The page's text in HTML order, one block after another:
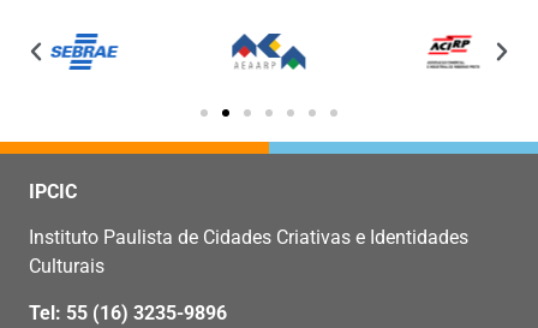
IPCIC
Instituto Paulista de Cidades Criativas e Identidades
Culturais
Tel: 55 (16) 3235-9896